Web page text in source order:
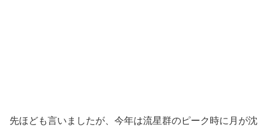
先ほども言いましたが、今年は流星群のピーク時に月が沈